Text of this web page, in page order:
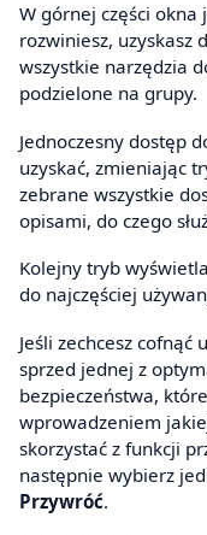
W górnej części okna
rozwiniesz, uzyskasz
wszystkie narzędzia
podzielone na grupy.
Jednoczesny dostęp
uzyskać, zmieniając
zebrane wszystkie
opisami, do czego
Kolejny tryb
do najczęściej
Jeśli zechcesz
sprzed jednej z
bezpieczeństwa,
wprowadzeniem
skorzystać z funkcji
następnie wybierz
Przywróć.